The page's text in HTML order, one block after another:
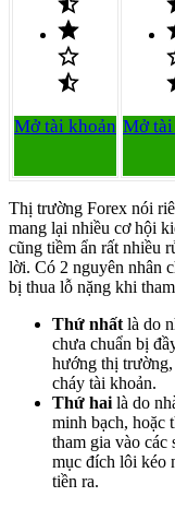
Mở tài khoản Mở
Thị trường Forex nói
mang lại nhiều cơ hội
cũng tiềm ẩn rất nhiều
lời. Có 2 nguyên nhân
bị thua lỗ nặng khi
Thứ nhất là do
chưa chuẩn bị
hướng thị trường,
cháy tài khoản.
Thứ hai là do
minh bạch, hoặc
tham gia vào các
mục đích lôi kéo
tiền ra.